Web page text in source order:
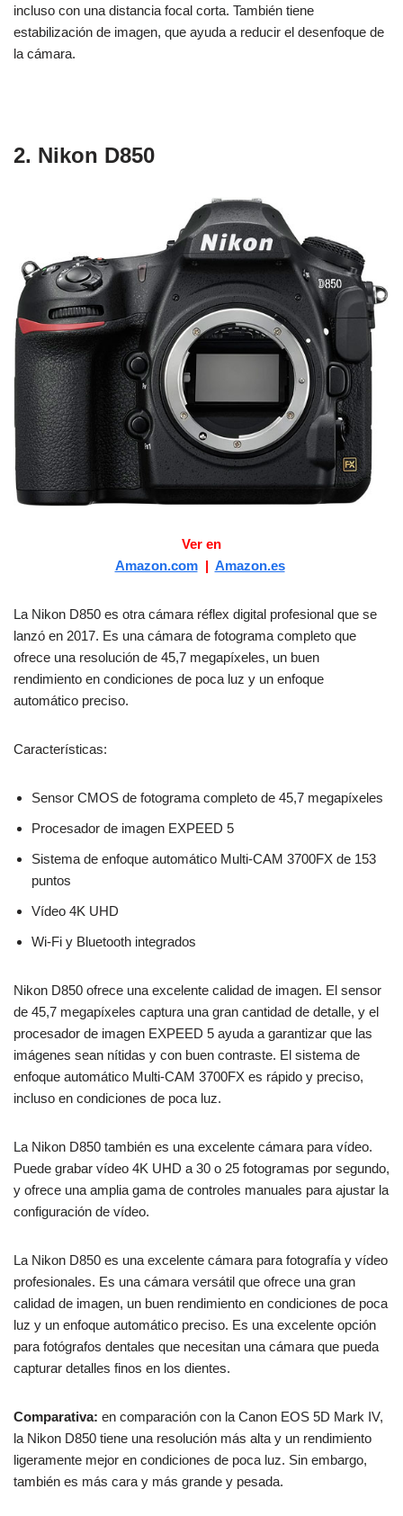
incluso con una distancia focal corta. También tiene
estabilización de imagen, que ayuda a reducir el desenfoque de
la cámara.
2. Nikon D850
Ver en
Amazon.com| Amazon.es
La Nikon D850 es otra cámara réflex digital profesional que se
lanzó en 2017. Es una cámara de fotograma completo que
ofrece una resolución de 45,7 megapíxeles, un buen
rendimiento en condiciones de poca luz y un enfoque
automático preciso.
Características:
Sensor CMOS de fotograma completo de 45,7 megapíxeles
Procesador de imagen EXPEED 5
Sistema de enfoque automático Multi-CAM 3700FX de 153
puntos
Vídeo 4K UHD
Wi-Fi y Bluetooth integrados
Nikon D850 ofrece una excelente calidad de imagen. El sensor
de 45,7 megapíxeles captura una gran cantidad de detalle, y el
procesador de imagen EXPEED 5 ayuda a garantizar que las
imágenes sean nítidas y con buen contraste. El sistema de
enfoque automático Multi-CAM 3700FX es rápido y preciso,
incluso en condiciones de poca luz.
La Nikon D850 también es una excelente cámara para vídeo.
Puede grabar vídeo 4K UHD a 30 o 25 fotogramas por segundo,
y ofrece una amplia gama de controles manuales para ajustar la
configuración de vídeo.
La Nikon D850 es una excelente cámara para fotografía y vídeo
profesionales. Es una cámara versátil que ofrece una gran
calidad de imagen, un buen rendimiento en condiciones de poca
luz y un enfoque automático preciso. Es una excelente opción
para fotógrafos dentales que necesitan una cámara que pueda
capturar detalles finos en los dientes.
Comparativa: en comparación con la Canon EOS 5D Mark IV,
la Nikon D850 tiene una resolución más alta y un rendimiento
ligeramente mejor en condiciones de poca luz. Sin embargo,
también es más cara y más grande y pesada.